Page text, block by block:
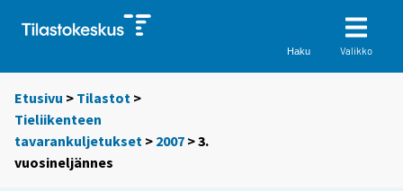
Haku Valikko
Etusivu > Tilastot >
Tieliikenteen
tavarankuljetukset > 2007 >3.
vuosineljännes